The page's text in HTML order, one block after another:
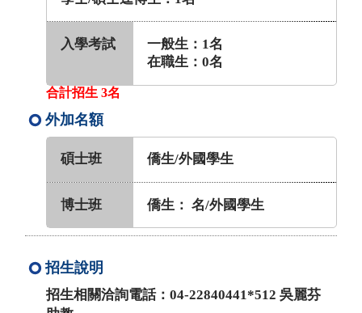
入學考試
一般生：1名
在職生：0名
合計招生 3名
外加名額
碩士班 僑生/外國學生
博士班 僑生： 名/外國學生
招生說明
招生相關洽詢電話：04-22840441*512 吳麗芬